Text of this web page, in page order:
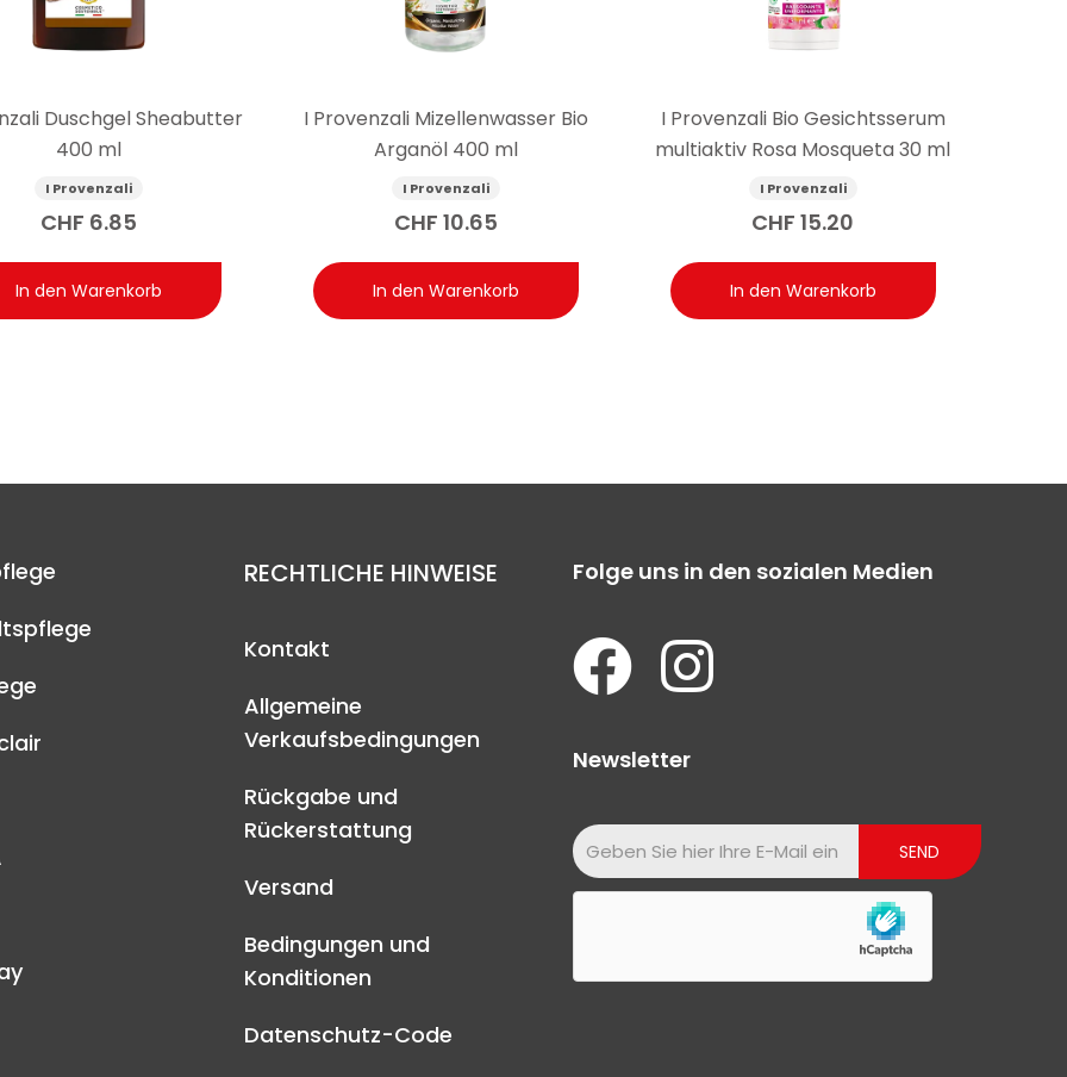
Duschgel Sheabutter
400 ml
I Provenzali
CHF 6.85
In den Warenkorb
I Provenzali Mizellenwasser Bio
Arganöl 400 ml
I Provenzali
CHF 10.65
In den Warenkorb
I Provenzali Bio Gesichtsserum
multiaktiv Rosa Mosqueta 30 ml
I Provenzali
CHF 15.20
In den Warenkorb
RECHTLICHE HINWEISE
Kontakt
Allgemeine
Verkaufsbedingungen
Rückgabe und
Rückerstattung
Versand
Bedingungen und
Konditionen
Datenschutz-Code
Folge uns in den sozialen Medien
Newsletter